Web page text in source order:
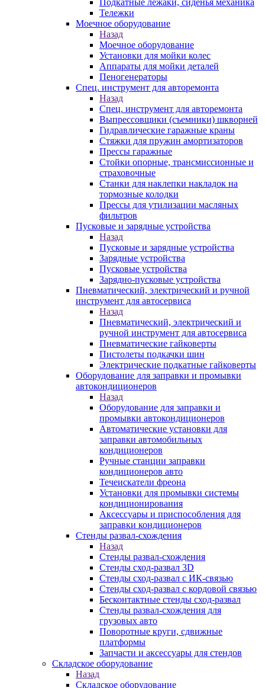
Подкатные лежаки, сиденья механика
Тележки
Моечное оборудование
Назад
Моечное оборудование
Установки для мойки колес
Аппараты для мойки деталей
Пеногенераторы
Спец. инструмент для авторемонта
Назад
Спец. инструмент для авторемонта
Выпрессовщики (съемники) шкворней
Гидравлические гаражные краны
Стяжки для пружин амортизаторов
Прессы гаражные
Стойки опорные, трансмиссионные и
страховочные
Станки для наклепки накладок на
тормозные колодки
Прессы для утилизации масляных
фильтров
Пусковые и зарядные устройства
Назад
Пусковые и зарядные устройства
Зарядные устройства
Пусковые устройства
Зарядно-пусковые устройства
Пневматический, электрический и ручной
инструмент для автосервиса
Назад
Пневматический, электрический и
ручной инструмент для автосервиса
Пневматические гайковерты
Пистолеты подкачки шин
Электрические подкатные гайковерты
Оборудование для заправки и промывки
автокондиционеров
Назад
Оборудование для заправки и
промывки автокондиционеров
Автоматические установки для
заправки автомобильных
кондиционеров
Ручные станции заправки
кондиционеров авто
Течеискатели фреона
Установки для промывки системы
кондиционирования
Аксессуары и приспособления для
заправки кондиционеров
Стенды развал-схождения
Назад
Стенды развал-схождения
Стенды сход-развал 3D
Стенды сход-развал с ИК-связью
Стенды сход-развал с кордовой связью
Бесконтактные стенды сход-развал
Стенды развал-схождения для
грузовых авто
Поворотные круги, сдвижные
платформы
Запчасти и аксессуары для стендов
Складское оборудование
Назад
Складское оборудование